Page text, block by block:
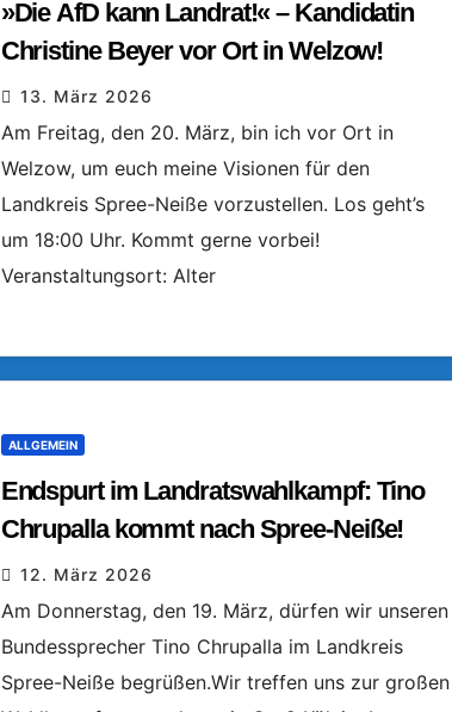
»Die AfD kann Landrat!« – Kandidatin
Christine Beyer vor Ort in Welzow!
13. März 2026
Am Freitag, den 20. März, bin ich vor Ort in
Welzow, um euch meine Visionen für den
Landkreis Spree-Neiße vorzustellen. Los geht’s
um 18:00 Uhr. Kommt gerne vorbei!
Veranstaltungsort: Alter
ALLGEMEIN
Endspurt im Landratswahlkampf: Tino
Chrupalla kommt nach Spree-Neiße!
12. März 2026
Am Donnerstag, den 19. März, dürfen wir unseren
Bundessprecher Tino Chrupalla im Landkreis
Spree-Neiße begrüßen.Wir treffen uns zur großen